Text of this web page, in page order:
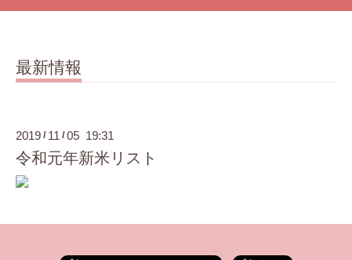
最新情報
2019 / 11 /05 19:31
令和元年新米リスト